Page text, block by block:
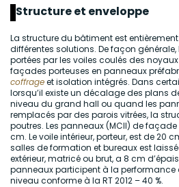
Structure et enveloppe
La structure du bâtiment est
différentes solutions. De façon
portées par les voiles coulés des
façades porteuses en panneaux
coffrageet isolation intégrés. Dans
lorsqu’il existe un décalage des plans
niveau du grand hall ou quand les
remplacés par des parois vitrées, la
poutres. Les panneaux (MCII) de
cm. Le voile intérieur, porteur, est de 20
salles de formation et bureaux est
extérieur, matricé ou brut, a 8 cm
panneaux participent à la
niveau conforme à la RT 2012 – 40 %.